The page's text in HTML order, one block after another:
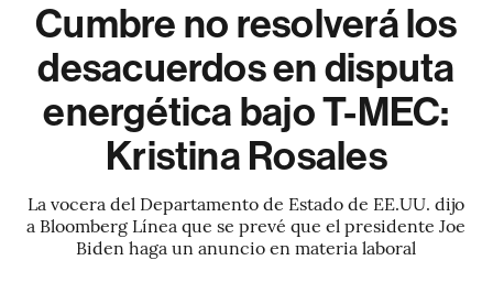
Cumbre no resolverá los
desacuerdos en disputa
energética bajo T-MEC:
Kristina Rosales
La vocera del Departamento de Estado de EE.UU. dijo
a Bloomberg Línea que se prevé que el presidente Joe
Biden haga un anuncio en materia laboral